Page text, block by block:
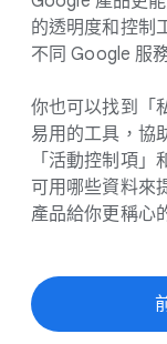
的​透明​度​和​控制​
不​同 Google 服
你​也​可以​找到​「
易用​的​工具，​協
「活動​控制​項
可用​哪些​資料​來​
產品​給​你​更​稱心​